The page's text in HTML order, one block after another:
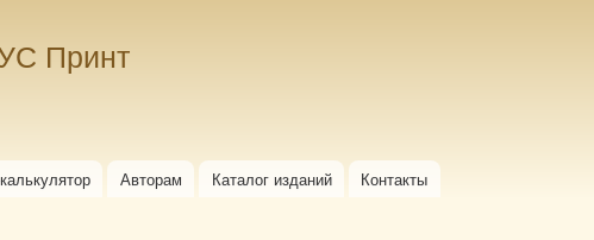
Принт
Авторам Каталог изданий Контакты